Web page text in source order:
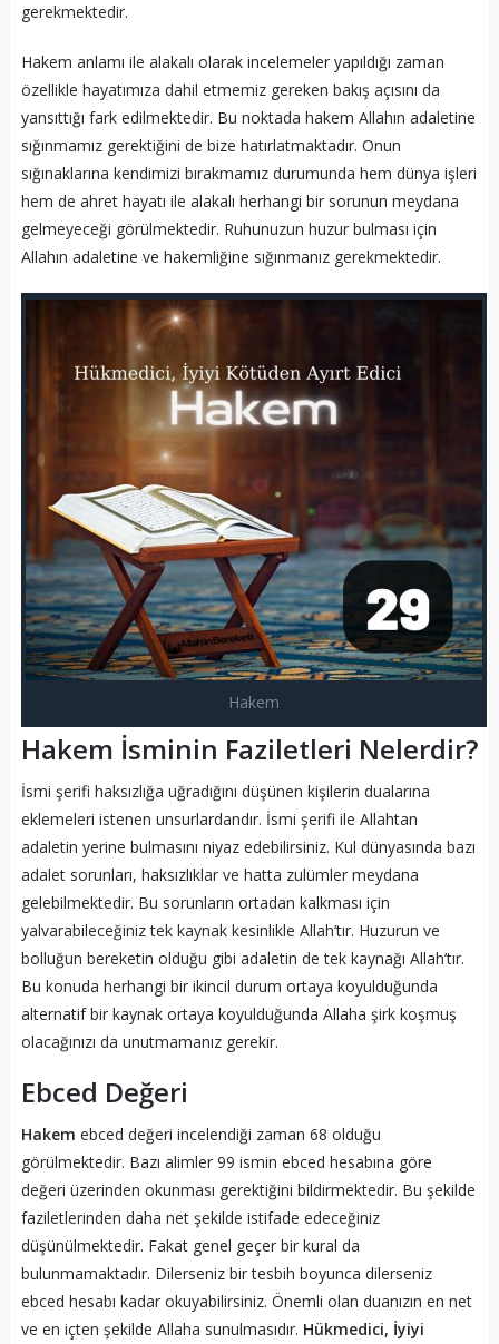
gerekmektedir.
Hakem anlamı ile alakalı olarak incelemeler yapıldığı zaman
özellikle hayatımıza dahil etmemiz gereken bakış açısını da
yansıttığı fark edilmektedir. Bu noktada hakem Allahın adaletine
sığınmamız gerektiğini de bize hatırlatmaktadır. Onun
sığınaklarına kendimizi bırakmamız durumunda hem dünya işleri
hem de ahret hayatı ile alakalı herhangi bir sorunun meydana
gelmeyeceği görülmektedir. Ruhunuzun huzur bulması için
Allahın adaletine ve hakemliğine sığınmanız gerekmektedir.
Hakem
Hakem İsminin Faziletleri Nelerdir?
İsmi şerifi haksızlığa uğradığını düşünen kişilerin dualarına
eklemeleri istenen unsurlardandır. İsmi şerifi ile Allahtan
adaletin yerine bulmasını niyaz edebilirsiniz. Kul dünyasında bazı
adalet sorunları, haksızlıklar ve hatta zulümler meydana
gelebilmektedir. Bu sorunların ortadan kalkması için
yalvarabileceğiniz tek kaynak kesinlikle Allah’tır. Huzurun ve
bolluğun bereketin olduğu gibi adaletin de tek kaynağı Allah’tır.
Bu konuda herhangi bir ikincil durum ortaya koyulduğunda
alternatif bir kaynak ortaya koyulduğunda Allaha şirk koşmuş
olacağınızı da unutmamanız gerekir.
Ebced Değeri
Hakem ebced değeri incelendiği zaman 68 olduğu
görülmektedir. Bazı alimler 99 ismin ebced hesabına göre
değeri üzerinden okunması gerektiğini bildirmektedir. Bu şekilde
faziletlerinden daha net şekilde istifade edeceğiniz
düşünülmektedir. Fakat genel geçer bir kural da
bulunmamaktadır. Dilerseniz bir tesbih boyunca dilerseniz
ebced hesabı kadar okuyabilirsiniz. Önemli olan duanızın en net
ve en içten şekilde Allaha sunulmasıdır. Hükmedici, İyiyi